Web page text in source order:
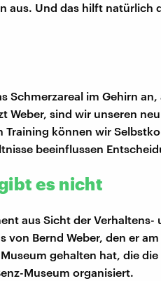
aus. Und das hilft natürlich
Schmerzareal im Gehirn an,
Weber, sind wir unseren
können wir
beeinflussen
es nicht
aus Sicht der Verhaltens-
Bernd Weber, den er am
gehalten hat, die die
Museum organisiert.